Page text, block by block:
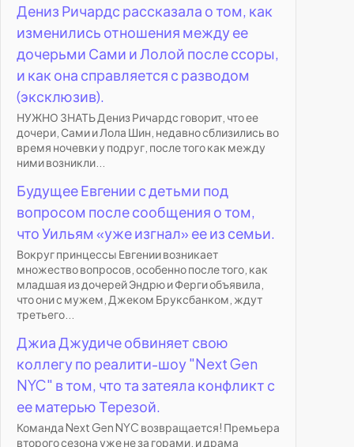
Дениз Ричардс рассказала о том, как
изменились отношения между ее
дочерьми Сами и Лолой после ссоры,
и как она справляется с разводом
(эксклюзив).
НУЖНО ЗНАТЬ Дениз Ричардс говорит, что ее
дочери, Сами и Лола Шин, недавно сблизились во
время ночевки у подруг, после того как между
ними возникли...
Будущее Евгении с детьми под
вопросом после сообщения о том,
что Уильям «уже изгнал» ее из семьи.
Вокруг принцессы Евгении возникает
множество вопросов, особенно после того, как
младшая из дочерей Эндрю и Ферги объявила,
что они с мужем, Джеком Бруксбанком, ждут
третьего...
Джиа Джудиче обвиняет свою
коллегу по реалити-шоу "Next Gen
NYC" в том, что та затеяла конфликт с
ее матерью Терезой.
Команда Next Gen NYC возвращается! Премьера
второго сезона уже не за горами, и драма